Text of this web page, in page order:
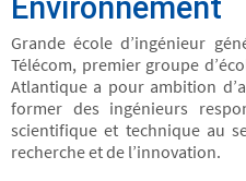
Environnement
Grande école d’ingénieur
Télécom, premier groupe
Atlantique a pour ambition
former des ingénieurs
scientifique et technique au
recherche et de l’innovation.